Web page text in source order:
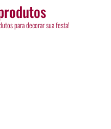
para decorar sua festa!